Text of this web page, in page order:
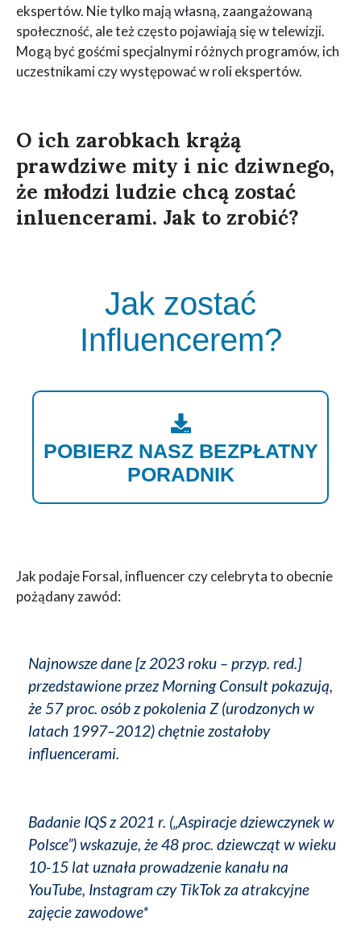
ekspertów. Nie tylko mają własną, zaangażowaną
społeczność, ale też często pojawiają się w telewizji.
Mogą być gośćmi specjalnymi różnych programów, ich
uczestnikami czy występować w roli ekspertów.
O ich zarobkach krążą
prawdziwe mity i nic dziwnego,
że młodzi ludzie chcą zostać
inluencerami. Jak to zrobić?
Jak zostać
Influencerem?
POBIERZ NASZ BEZPŁATNY
PORADNIK
Jak podaje Forsal, influencer czy celebryta to obecnie
pożądany zawód:
Najnowsze dane [z 2023 roku – przyp. red.]
przedstawione przez Morning Consult pokazują,
że 57 proc. osób z pokolenia Z (urodzonych w
latach 1997–2012) chętnie zostałoby
influencerami.
Badanie IQS z 2021 r. („Aspiracje dziewczynek w
Polsce”) wskazuje, że 48 proc. dziewcząt w wieku
10-15 lat uznała prowadzenie kanału na
YouTube, Instagram czy TikTok za atrakcyjne
zajęcie zawodowe*